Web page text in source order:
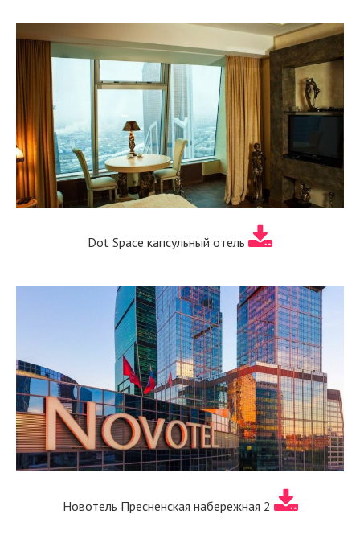
Dot Space капсульный отель
Новотель Пресненская набережная 2